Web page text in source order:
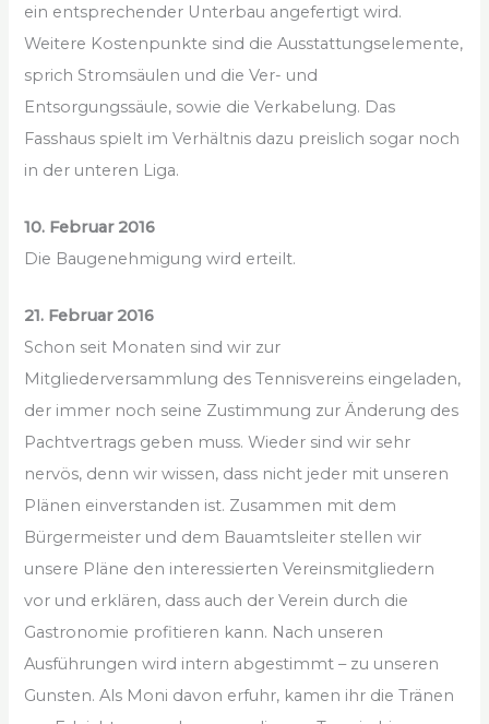
ein entsprechender Unterbau angefertigt wird.
Weitere Kostenpunkte sind die Ausstattungselemente,
sprich Stromsäulen und die Ver- und
Entsorgungssäule, sowie die Verkabelung. Das
Fasshaus spielt im Verhältnis dazu preislich sogar noch
in der unteren Liga.
10. Februar 2016
Die Baugenehmigung wird erteilt.
21. Februar 2016
Schon seit Monaten sind wir zur
Mitgliederversammlung des Tennisvereins eingeladen,
der immer noch seine Zustimmung zur Änderung des
Pachtvertrags geben muss. Wieder sind wir sehr
nervös, denn wir wissen, dass nicht jeder mit unseren
Plänen einverstanden ist. Zusammen mit dem
Bürgermeister und dem Bauamtsleiter stellen wir
unsere Pläne den interessierten Vereinsmitgliedern
vor und erklären, dass auch der Verein durch die
Gastronomie profitieren kann. Nach unseren
Ausführungen wird intern abgestimmt – zu unseren
Gunsten. Als Moni davon erfuhr, kamen ihr die Tränen